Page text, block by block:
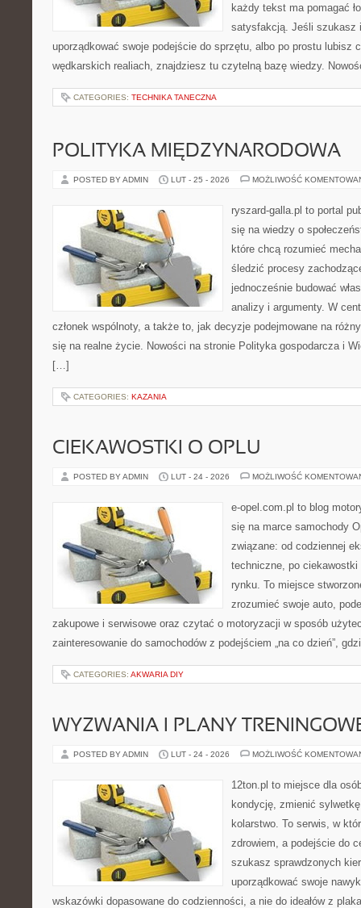
każdy tekst ma pomagać
satysfakcją. Jeśli szukasz
uporządkować swoje podejście do sprzętu, albo po prostu lubisz
wędkarskich realiach, znajdziesz tu czytelną bazę wiedzy.
CATEGORIES: TECHNIKA TANECZNA
POLITYKA MIĘDZYNARODOWA
POSTED BY ADMIN LUT - 25 - 2026 MOŻLIWOŚĆ
ryszard-galla.pl to portal
się na wiedzy o
które chcą rozumieć
śledzić procesy
jednocześnie budować
analizy i argumenty. W
członek wspólnoty, a także to, jak decyzje podejmowane na
się na realne życie. Nowości na stronie Polityka gospodarcza i
[…]
CATEGORIES: KAZANIA
CIEKAWOSTKI O OPLU
POSTED BY ADMIN LUT - 24 - 2026 MOŻLIWOŚĆ
e-opel.com.pl to blog
się na marce samochody
związane: od codziennej
techniczne, po
rynku. To miejsce
zrozumieć swoje auto,
zakupowe i serwisowe oraz czytać o motoryzacji w sposób
zainteresowanie do samochodów z podejściem „na co dzień”,
CATEGORIES: AKWARIA DIY
WYZWANIA I PLANY
POSTED BY ADMIN LUT - 24 - 2026 MOŻLIWOŚĆ
12ton.pl to miejsce dla
kondycję, zmienić
kolarstwo. To serwis, w
zdrowiem, a podejście do
szukasz sprawdzonych
uporządkować swoje
wskazówki dopasowane do codzienności, a nie do ideałów z